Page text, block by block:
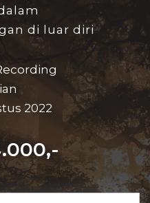
di luar diri
2022